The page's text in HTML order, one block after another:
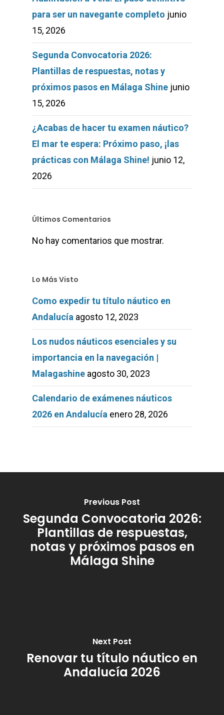
para ser un navegante completo junio
15, 2026
Segunda Convocatoria 2026:
Plantillas de respuestas, notas y
próximos pasos en Málaga Shine junio
15, 2026
¿Acabas de hacer tu examen náutico?
El mar te espera: Próximo paso, ¡las
prácticas con Málaga Shine! junio 12,
2026
Últimos Comentarios
No hay comentarios que mostrar.
Lo Más Visto
Como expedir tu título náutico en
Andalucía agosto 12, 2023
Los nudos náuticos esenciales y su
importancia en la navegación |
Malagashine agosto 30, 2023
Calendario de exámenes náuticos
2026 en Andalucía enero 28, 2026
Previous Post
Segunda Convocatoria 2026:
Plantillas de respuestas,
notas y próximos pasos en
Málaga Shine
Next Post
Renovar tu título náutico en
Andalucía 2026